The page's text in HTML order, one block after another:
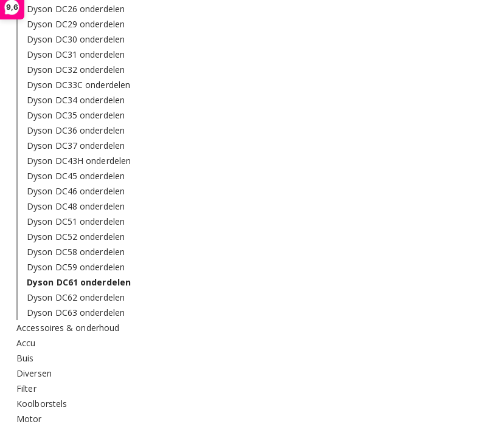
9,6
Dyson DC26 onderdelen
Dyson DC29 onderdelen
Dyson DC30 onderdelen
Dyson DC31 onderdelen
Dyson DC32 onderdelen
Dyson DC33C onderdelen
Dyson DC34 onderdelen
Dyson DC35 onderdelen
Dyson DC36 onderdelen
Dyson DC37 onderdelen
Dyson DC43H onderdelen
Dyson DC45 onderdelen
Dyson DC46 onderdelen
Dyson DC48 onderdelen
Dyson DC51 onderdelen
Dyson DC52 onderdelen
Dyson DC58 onderdelen
Dyson DC59 onderdelen
Dyson DC61 onderdelen
Dyson DC62 onderdelen
Dyson DC63 onderdelen
Accessoires & onderhoud
Accu
Buis
Diversen
Filter
Koolborstels
Motor